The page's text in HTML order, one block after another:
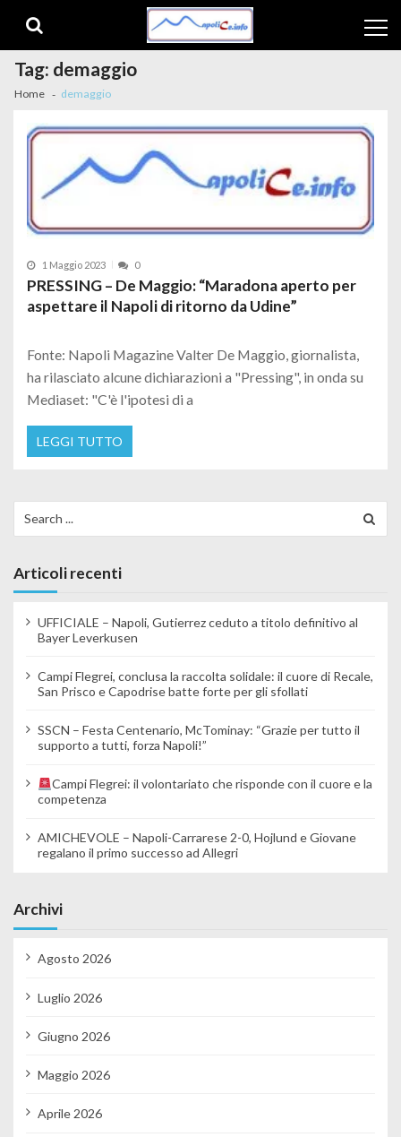
Tag: demaggio
Home demaggio
1 Maggio 2023 0
PRESSING – De Maggio: “Maradona aperto per
aspettare il Napoli di ritorno da Udine”
Fonte: Napoli Magazine Valter De Maggio, giornalista,
ha rilasciato alcune dichiarazioni a "Pressing", in onda su
Mediaset: "C'è l'ipotesi di a
LEGGI TUTTO
Articoli recenti
UFFICIALE – Napoli, Gutierrez ceduto a titolo definitivo al
Bayer Leverkusen
Campi Flegrei, conclusa la raccolta solidale: il cuore di Recale,
San Prisco e Capodrise batte forte per gli sfollati
SSCN – Festa Centenario, McTominay: “Grazie per tutto il
supporto a tutti, forza Napoli!”
Campi Flegrei: il volontariato che risponde con il cuore e la
competenza
AMICHEVOLE – Napoli-Carrarese 2-0, Hojlund e Giovane
regalano il primo successo ad Allegri
Archivi
Agosto 2026
Luglio 2026
Giugno 2026
Maggio 2026
Aprile 2026